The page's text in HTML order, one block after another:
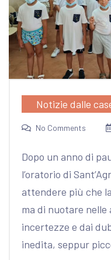
Notizie dalle
No Comments
Dopo un anno di
l’oratorio di
attendere più che
ma di nuotare
incertezze e dai
inedita, seppur